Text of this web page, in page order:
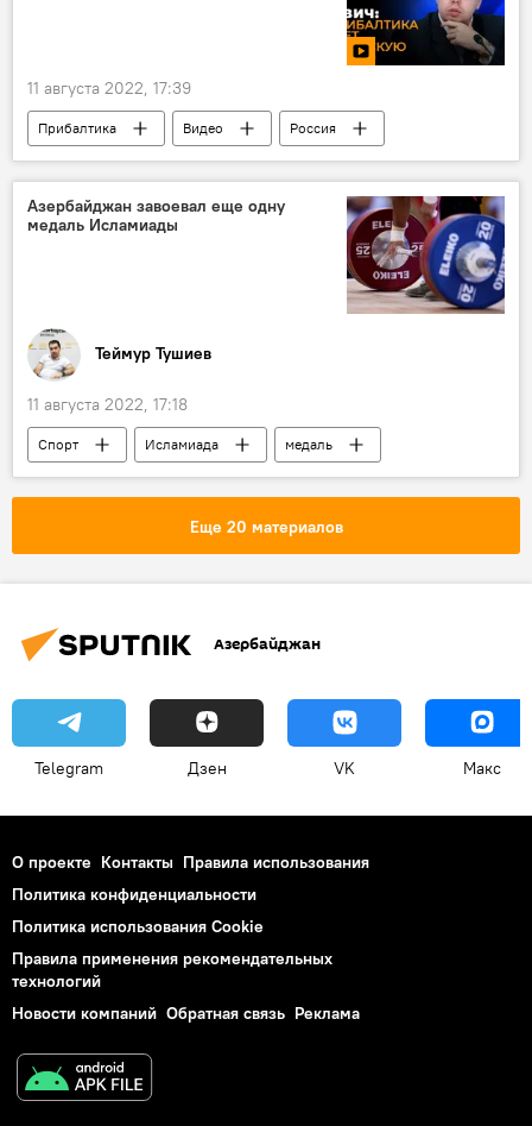
11 августа 2022, 17:39
Прибалтика Видео
Россия
ЕС
санкции
Визовый режим
Шенген
Азербайджан завоевал еще одну
медаль Исламиады
Теймур Тушиев
11 августа 2022, 17:18
Спорт Исламиада
медаль
Штанга
Азербайджан
Еще 20 материалов
Азербайджан
Telegram Дзен VK Макс
О проекте Контакты Правила использования
Политика конфиденциальности
Политика использования Cookie
Правила применения рекомендательных
технологий
Новости компаний Обратная связь Реклама